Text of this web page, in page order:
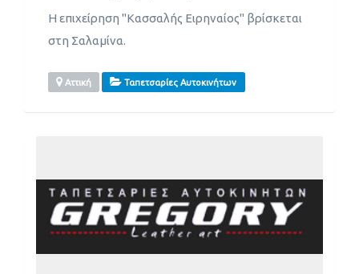
Η επιχείρηση "Κασσαλής Ειρηναίος" βρίσκεται
στη Σαλαμίνα.
Αττική Ταπετσαρίες Αυτοκινήτων